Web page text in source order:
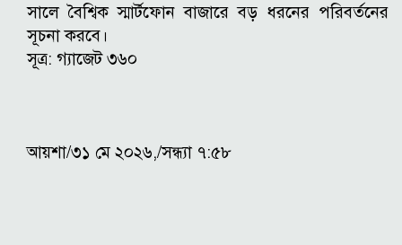
সালে বৈশ্বিক স্মার্টফোন বাজারে বড় ধরনের পরিবর্তনের
সূচনা করবে।
সূত্র: গ্যাজেট ৩৬০
আয়শা/৩১ মে ২০২৬,/সন্ধ্যা ৭:৫৮